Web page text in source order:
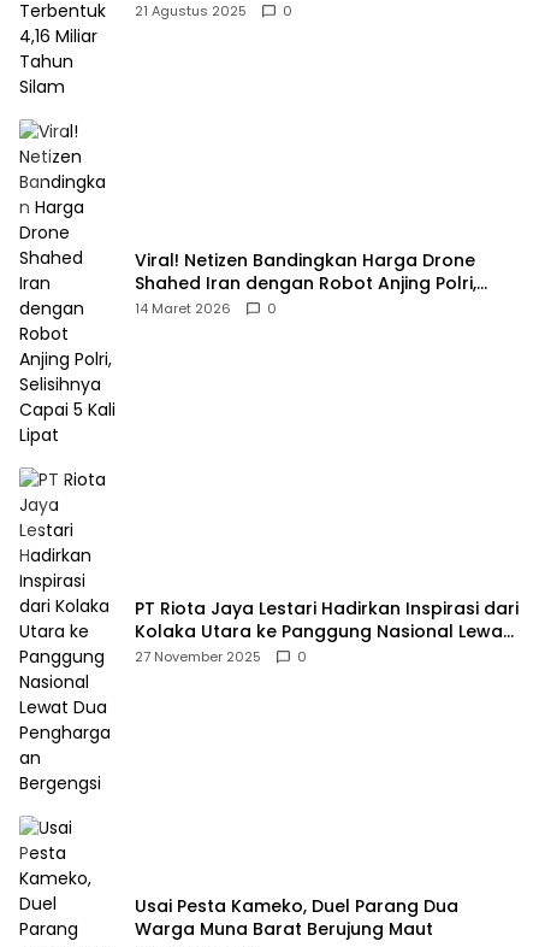
21 Agustus 2025 0
Viral! Netizen Bandingkan Harga Drone
Shahed Iran dengan Robot Anjing Polri,
Selisihnya Capai 5 Kali Lipat
14 Maret 2026 0
PT Riota Jaya Lestari Hadirkan Inspirasi dari
Kolaka Utara ke Panggung Nasional Lewat
Dua Penghargaan Bergengsi
27 November 2025 0
Usai Pesta Kameko, Duel Parang Dua
Warga Muna Barat Berujung Maut